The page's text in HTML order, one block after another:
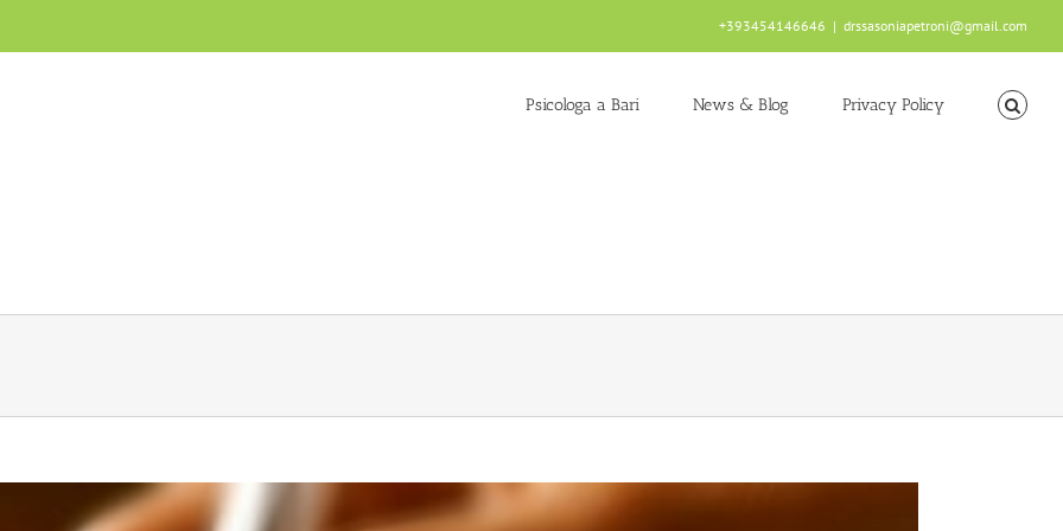
+393454146646 | drssasoniapetroni@gmail.com
Psicologa a Bari News & Blog Privacy Policy